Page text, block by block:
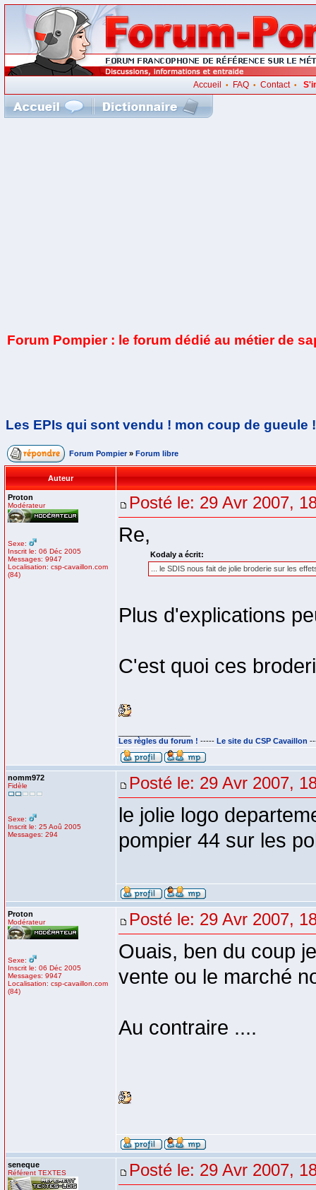
Accueil • FAQ• Contact•
Forum Pompier : le forum dédié au métier de
Les EPIs qui sont vendu ! mon coup de gueule !
Forum Pompier » Forum libre
Auteur
Proton
Modérateur
Sexe:
Inscrit le: 06 Déc 2005
Messages: 9947
Localisation: csp-cavaillon.com
(84)
Posté le: 29 Avr 2007,
Re,
Kodaly a écrit:
... le SDIS nous fait de jolie broderie sur les
Plus d'explications
C'est quoi ces
Les règles du forum ! ----- Le site du CSP Cavaillon
nomm972
Fidèle
Sexe:
Inscrit le: 25 Aoû 2005
Messages: 294
Posté le: 29 Avr 2007,
le jolie logo
pompier 44 sur les
Proton
Modérateur
Sexe:
Inscrit le: 06 Déc 2005
Messages: 9947
Localisation: csp-cavaillon.com
(84)
Posté le: 29 Avr 2007,
Ouais, ben du coup
vente ou le marché
Au contraire ....
seneque
Référent TEXTES Posté le: 29 Avr 2007,